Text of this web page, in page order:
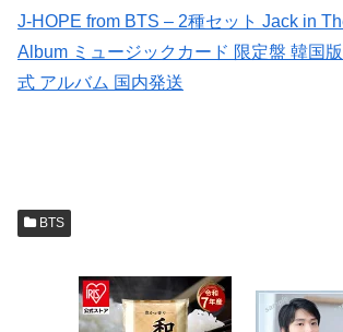
J-HOPE from BTS – 2種セット Jack in
Album ミュージックカード 限定盤 韓国
式 アルバム 国内発送
BTS